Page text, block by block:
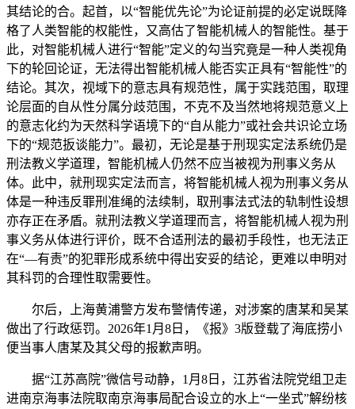
其结论的合。起首，以“智能优先论”为论证前提的必定说既降
格了人类智能的权能性，又高估了智能机械人的智能性。基于
此，对智能机械人进行“智能”定义的勾当究竟是一种人类视角
下的轮回论证，无法得出智能机械人能否实正具有“智能性”的
结论。其次，视域下的意志具有规范性，属于实践范围，取理
论层面的自从性分属分歧范围，不克不及当然地将规范意义上
的意志化约为天然科学语境下的“自从能力”或社会共识论立场
下的“规范扳谈能力”。最初，无论是基于刑现实定法系统仍是
刑法教义学道理，智能机械人仍然不应当被视为刑事义务从
体。此中，就刑现实定法而言，将智能机械人视为刑事义务从
体是一种违反罪刑准绳的法续制，取刑事法式法的轨制性设想
亦存正在矛盾。就刑法教义学道理而言，将智能机械人视为刑
事义务从体进行评价，既不合适刑法的最初手段性，也无法正
在“—有责”的犯罪形成系统中得出安妥的结论，更难以申明对
其科罚的合理性取需要性。
尔后，上海黄浦警方发布警情传递，对涉案的唐某和吴某
做出了行政惩罚。2026年1月8日，《报》3版登载了海底捞小
便当事人唐某及其父母的报歉声明。
据“江苏高院”微信号动静，1月8日，江苏省法院党组卫走
进南京海事法院取南京海事局配合设立的水上“一坐式”解纷核